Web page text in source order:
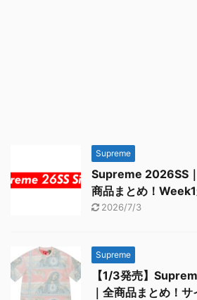
Supreme
Supreme 2026SS
商品まとめ！
2026/7/3
Supreme
【1/3発売】
｜全商品まとめ！